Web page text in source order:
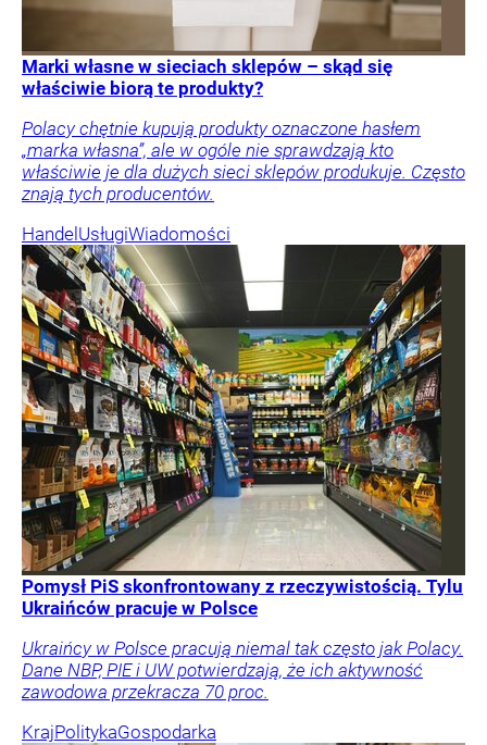
Marki własne w sieciach sklepów – skąd się
właściwie biorą te produkty?
Polacy chętnie kupują produkty oznaczone hasłem
„marka własna”, ale w ogóle nie sprawdzają kto
właściwie je dla dużych sieci sklepów produkuje. Często
znają tych producentów.
HandelUsługiWiadomości
Pomysł PiS skonfrontowany z rzeczywistością. Tylu
Ukraińców pracuje w Polsce
Ukraińcy w Polsce pracują niemal tak często jak Polacy.
Dane NBP, PIE i UW potwierdzają, że ich aktywność
zawodowa przekracza 70 proc.
KrajPolitykaGospodarka